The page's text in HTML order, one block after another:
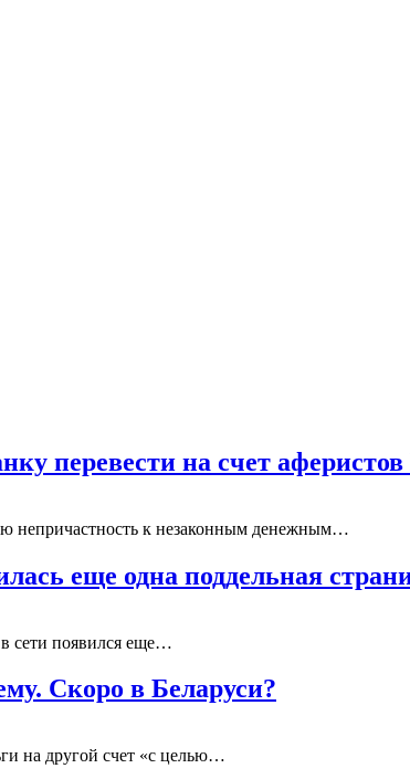
перевести на счет
непричастность к незаконным денежным…
еще одна поддельная
сети появился еще…
Скоро в Беларуси?
на другой счет «с целью…